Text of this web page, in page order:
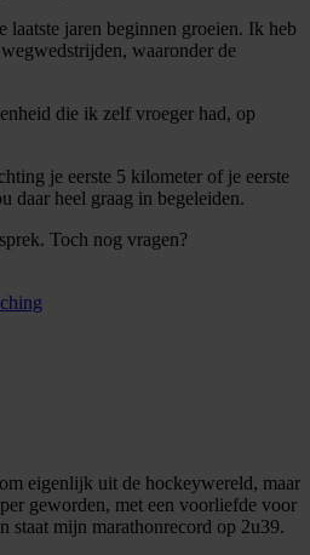
laatste jaren beginnen groeien. Ik heb
waaronder de
die ik zelf vroeger had, op
je eerste 5 kilometer of je eerste
daar heel graag in begeleiden.
Toch nog vragen?
eigenlijk uit de hockeywereld, maar
geworden, met een voorliefde voor
staat mijn marathonrecord op 2u39.